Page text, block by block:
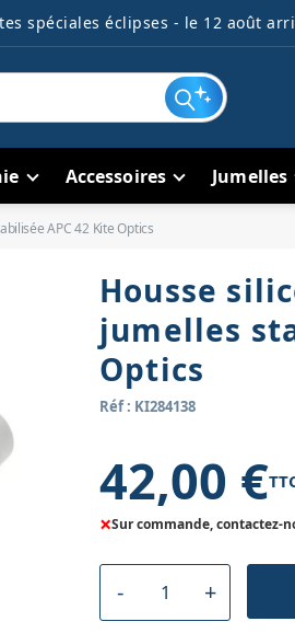
spéciales éclipses - le 12 août
Accessoires Jumelles
APC 42 Kite Optics
Housse
jumelles
Optics
Réf : KI284138
42,00 €
×Sur commande, contactez-